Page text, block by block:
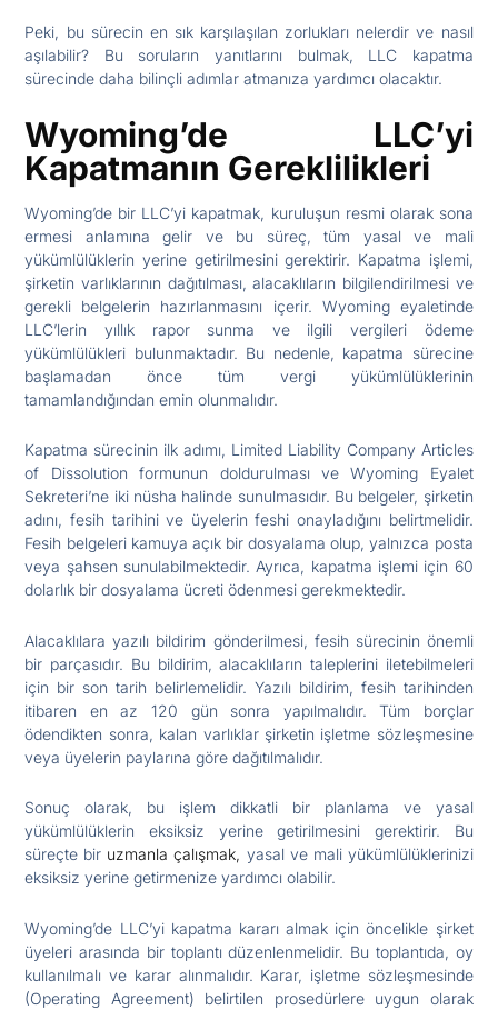
Peki, bu sürecin en sık karşılaşılan zorlukları nelerdir ve nasıl
aşılabilir? Bu soruların yanıtlarını bulmak, LLC kapatma
sürecinde daha bilinçli adımlar atmanıza yardımcı olacaktır.
Wyoming’de LLC’yi
Kapatmanın Gereklilikleri
Wyoming’de bir LLC’yi kapatmak, kuruluşun resmi olarak sona
ermesi anlamına gelir ve bu süreç, tüm yasal ve mali
yükümlülüklerin yerine getirilmesini gerektirir. Kapatma işlemi,
şirketin varlıklarının dağıtılması, alacaklıların bilgilendirilmesi ve
gerekli belgelerin hazırlanmasını içerir. Wyoming eyaletinde
LLC’lerin yıllık rapor sunma ve ilgili vergileri ödeme
yükümlülükleri bulunmaktadır. Bu nedenle, kapatma sürecine
başlamadan önce tüm vergi yükümlülüklerinin
tamamlandığından emin olunmalıdır.
Kapatma sürecinin ilk adımı, Limited Liability Company Articles
of Dissolution formunun doldurulması ve Wyoming Eyalet
Sekreteri’ne iki nüsha halinde sunulmasıdır. Bu belgeler, şirketin
adını, fesih tarihini ve üyelerin feshi onayladığını belirtmelidir.
Fesih belgeleri kamuya açık bir dosyalama olup, yalnızca posta
veya şahsen sunulabilmektedir. Ayrıca, kapatma işlemi için 60
dolarlık bir dosyalama ücreti ödenmesi gerekmektedir.
Alacaklılara yazılı bildirim gönderilmesi, fesih sürecinin önemli
bir parçasıdır. Bu bildirim, alacaklıların taleplerini iletebilmeleri
için bir son tarih belirlemelidir. Yazılı bildirim, fesih tarihinden
itibaren en az 120 gün sonra yapılmalıdır. Tüm borçlar
ödendikten sonra, kalan varlıklar şirketin işletme sözleşmesine
veya üyelerin paylarına göre dağıtılmalıdır.
Sonuç olarak, bu işlem dikkatli bir planlama ve yasal
yükümlülüklerin eksiksiz yerine getirilmesini gerektirir. Bu
süreçte bir uzmanla çalışmak, yasal ve mali yükümlülüklerinizi
eksiksiz yerine getirmenize yardımcı olabilir.
Wyoming’de LLC’yi kapatma kararı almak için öncelikle şirket
üyeleri arasında bir toplantı düzenlenmelidir. Bu toplantıda, oy
kullanılmalı ve karar alınmalıdır. Karar, işletme sözleşmesinde
(Operating Agreement) belirtilen prosedürlere uygun olarak